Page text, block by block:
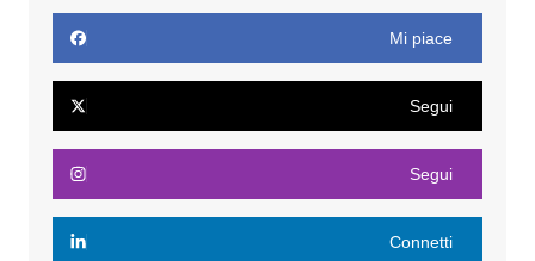
Mi piace
Segui
Segui
Connetti